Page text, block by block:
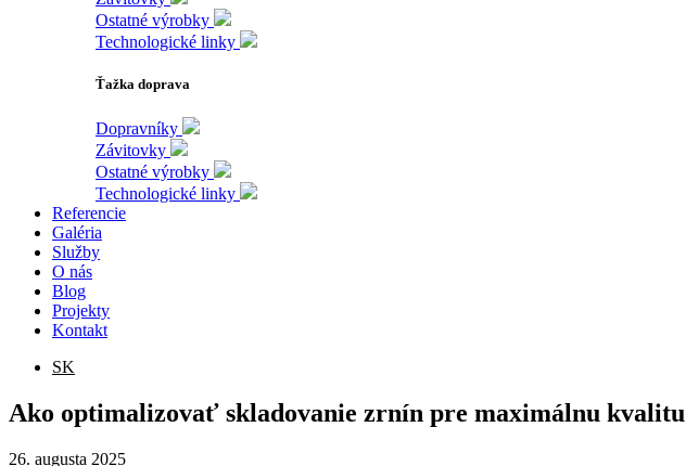
Ostatné výrobky
Technologické linky
Ťažka doprava
Dopravníky
Závitovky
Ostatné výrobky
Technologické linky
Referencie
Galéria
Služby
O nás
Blog
Projekty
Kontakt
SK
Ako optimalizovať skladovanie zrnín pre maximálnu
26. augusta 2025